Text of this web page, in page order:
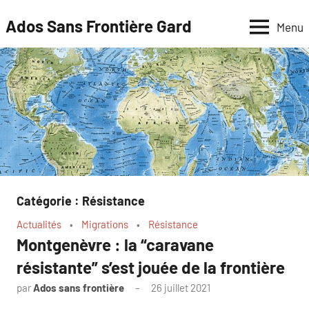
au
contenu
Ados Sans Frontière Gard Menu
Catégorie : Résistance
Actualités Migrations Résistance
Montgenèvre : la “caravane
résistante” s’est jouée de la frontière
parAdos sans frontière 26 juillet 2021